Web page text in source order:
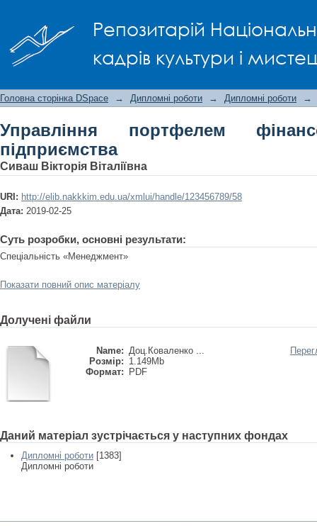
Репозитарій
кадрів культури і
Головна сторінка DSpace → Дипломні роботи → Дипломні роботи →
Управління портфелем
підприємства
Сиваш Вікторія Віталіївна
URI: http://elib.nakkkim.edu.ua/xmlui/handle/123456789/58
Дата: 2019-02-25
Суть розробки, основні результати:
Спеціальність «Менеджмент»
Показати повний опис матеріалу
Долучені файли
Name: Доц.Коваленко ...
Розмір: 1.149Mb
Формат:
PDF
Даний матеріал зустрічається у наступних фондах
Дипломні роботи [1383]
Дипломні роботи